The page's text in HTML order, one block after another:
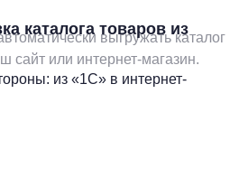
каталога товаров из
выгружать каталог
сайт или интернет-магазин.
из «1С» в интернет-